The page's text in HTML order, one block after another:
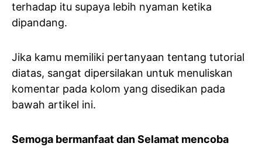
terhadap itu supaya lebih nyaman ketika
dipandang.
Jika kamu memiliki pertanyaan tentang tutorial
diatas, sangat dipersilakan untuk menuliskan
komentar pada kolom yang disedikan pada
bawah artikel ini.
Semoga bermanfaat dan Selamat mencoba